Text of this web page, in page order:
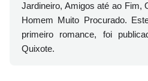
Jardineiro, Amigos até ao Fim,
Homem Muito Procurado.
primeiro romance, foi
Quixote.